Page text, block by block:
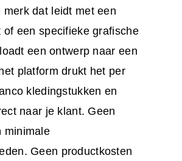
merk dat leidt met een
of een specifieke grafische
een ontwerp naar een
platform drukt het per
kledingstukken en
naar je klant. Geen
minimale
Geen productkosten